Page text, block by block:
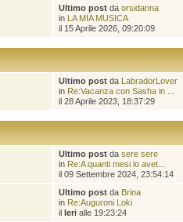
Ultimo post daorsidanna
in LA MIA MUSICA
il 15 Aprile 2026, 09:20:09
Ultimo post da LabradorLover
in Re:Vacanza con Sasha in ...
il 28 Aprile 2023, 18:37:29
Ultimo post dasere sere
in Re:A quanti mesi lo avet...
il 09 Settembre 2024, 23:54:14
Ultimo post da Brina
in Re:Auguroni Loki
ilIeri alle 19:23:24